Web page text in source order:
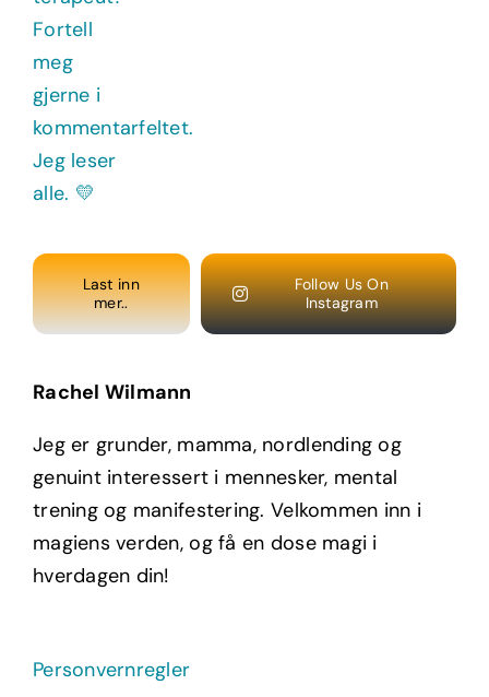
Last inn
mer..
Follow Us On
Instagram
Rachel Wilmann
Jeg er grunder, mamma, nordlending og
genuint interessert i mennesker, mental
trening og manifestering. Velkommen inn i
magiens verden, og få en dose magi i
hverdagen din!
Personvernregler